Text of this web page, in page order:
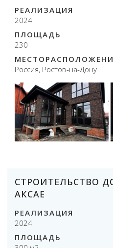
РЕАЛИЗАЦИЯ
2024
ПЛОЩАДЬ
230
Россия, Ростов-на-Дону
СТРОИТЕЛЬСТВО
АКСАЕ
РЕАЛИЗАЦИЯ
2024
ПЛОЩАДЬ